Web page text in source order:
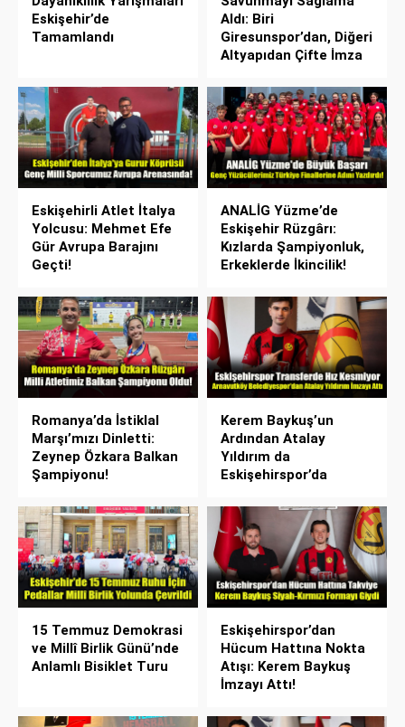
Eskişehir’de
Tamamlandı
Aldı: Biri
Giresunspor’dan, Diğeri
Altyapıdan Çifte İmza
Eskişehirli Atlet İtalya
Yolcusu: Mehmet Efe
Gür Avrupa Barajını
Geçti!
ANALİG Yüzme’de
Eskişehir Rüzgârı:
Kızlarda Şampiyonluk,
Erkeklerde İkincilik!
Romanya’da İstiklal
Marşı’mızı Dinletti:
Zeynep Özkara Balkan
Şampiyonu!
Kerem Baykuş’un
Ardından Atalay
Yıldırım da
Eskişehirspor’da
15 Temmuz Demokrasi
ve Millî Birlik Günü’nde
Anlamlı Bisiklet Turu
Eskişehirspor’dan
Hücum Hattına Nokta
Atışı: Kerem Baykuş
İmzayı Attı!